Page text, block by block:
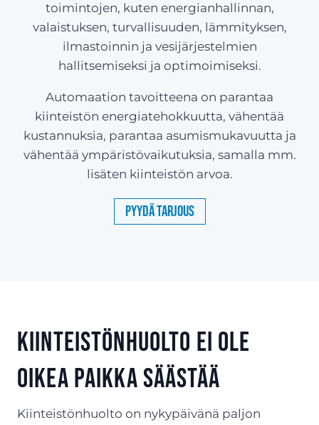
toimintojen, kuten energianhallinnan,
valaistuksen, turvallisuuden, lämmityksen,
ilmastoinnin ja vesijärjestelmien
hallitsemiseksi ja optimoimiseksi.
Automaation tavoitteena on parantaa
kiinteistön energiatehokkuutta, vähentää
kustannuksia, parantaa asumismukavuutta ja
vähentää ympäristövaikutuksia, samalla mm.
lisäten kiinteistön arvoa.
Pyydä tarjous
Kiinteistönhuolto ei ole
oikea paikka säästää
Kiinteistönhuolto on nykypäivänä paljon